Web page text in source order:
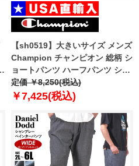
【sh0519】大きいサイズ メンズ
Champion チャンピオン 総柄 シ
ョートパンツ ハーフパンツ ショ
ーツ USA直輸入 85707p
定価 ￥8,250(税込)
￥7,425(税込)